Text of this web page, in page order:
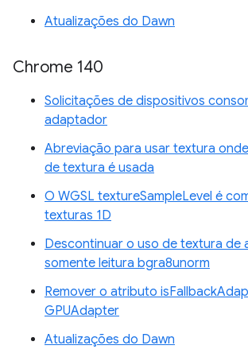
Atualizações do Dawn
Chrome 140
Solicitações de dispositivos
adaptador
Abreviação para usar textura
de textura é usada
O WGSL textureSampleLevel é
texturas 1D
Descontinuar o uso de textura de
somente leitura bgra8unorm
Remover o atributo
GPUAdapter
Atualizações do Dawn